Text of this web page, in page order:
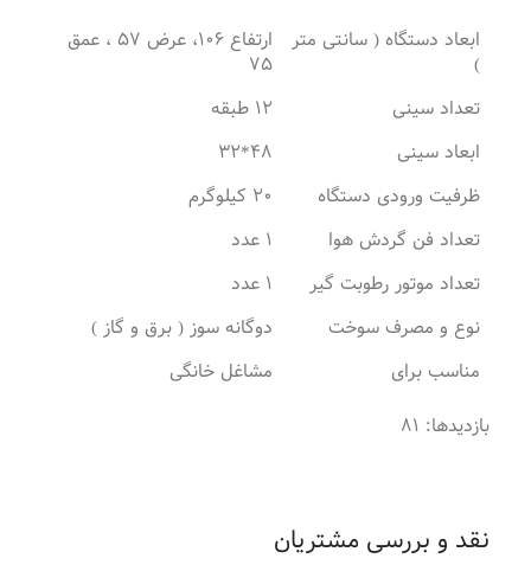
ابعاد دستگاه ( سانتی متر
)
ارتفاع 106، عرض 57 ، عمق
75
تعداد سینی
12 طبقه
ابعاد سینی
48*32
ظرفیت ورودی دستگاه
20 کیلوگرم
تعداد فن گردش هوا
1 عدد
تعداد موتور رطوبت گیر
1 عدد
نوع و مصرف سوخت
دوگانه سوز ( برق و گاز )
مناسب برای
مشاغل خانگی
بازدیدها: 81
نقد و بررسی مشتریان